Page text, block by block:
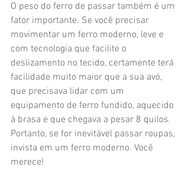
O peso do ferro de passar também é um
fator importante. Se você precisar
movimentar um ferro moderno, leve e
com tecnologia que facilite o
deslizamento no tecido, certamente terá
facilidade muito maior que a sua avó,
que precisava lidar com um
equipamento de ferro fundido, aquecido
à brasa e que chegava a pesar 8 quilos.
Portanto, se for inevitável passar roupas,
invista em um ferro moderno. Você
merece!